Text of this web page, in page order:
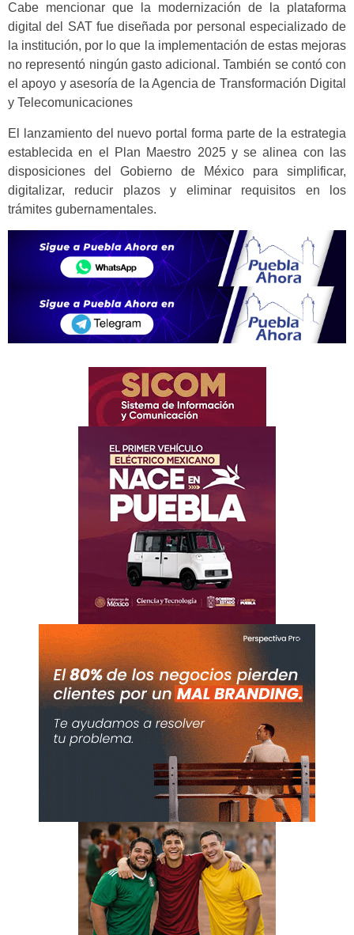
Cabe mencionar que la modernización de la plataforma
digital del SAT fue diseñada por personal especializado de
la institución, por lo que la implementación de estas mejoras
no representó ningún gasto adicional. También se contó con
el apoyo y asesoría de la Agencia de Transformación Digital
y Telecomunicaciones
El lanzamiento del nuevo portal forma parte de la estrategia
establecida en el Plan Maestro 2025 y se alinea con las
disposiciones del Gobierno de México para simplificar,
digitalizar, reducir plazos y eliminar requisitos en los
trámites gubernamentales.